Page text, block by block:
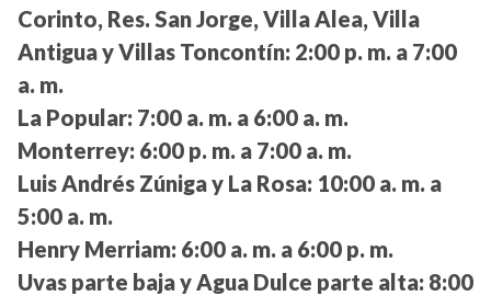
Corinto, Res. San Jorge, Villa Alea, Villa
Antigua y Villas Toncontín: 2:00 p. m. a 7:00
a. m.
La Popular: 7:00 a. m. a 6:00 a. m.
Monterrey: 6:00 p. m. a 7:00 a. m.
Luis Andrés Zúniga y La Rosa: 10:00 a. m. a
5:00 a. m.
Henry Merriam: 6:00 a. m. a 6:00 p. m.
Uvas parte baja y Agua Dulce parte alta: 8:00